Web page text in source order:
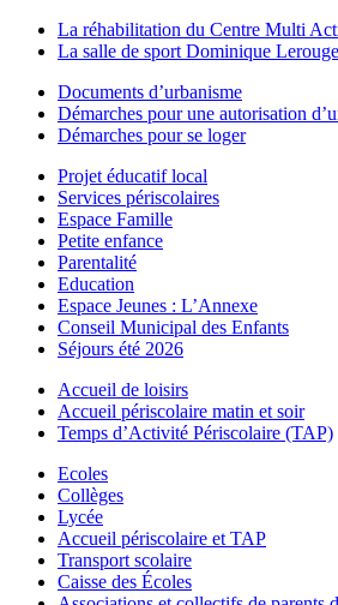
La réhabilitation du Centre Multi
La salle de sport Dominique Lerouge
Documents d’urbanisme
Démarches pour une autorisation
Démarches pour se loger
Projet éducatif local
Services périscolaires
Espace Famille
Petite enfance
Parentalité
Education
Espace Jeunes : L’Annexe
Conseil Municipal des Enfants
Séjours été 2026
Accueil de loisirs
Accueil périscolaire matin et soir
Temps d’Activité Périscolaire (TAP)
Ecoles
Collèges
Lycée
Accueil périscolaire et TAP
Transport scolaire
Caisse des Écoles